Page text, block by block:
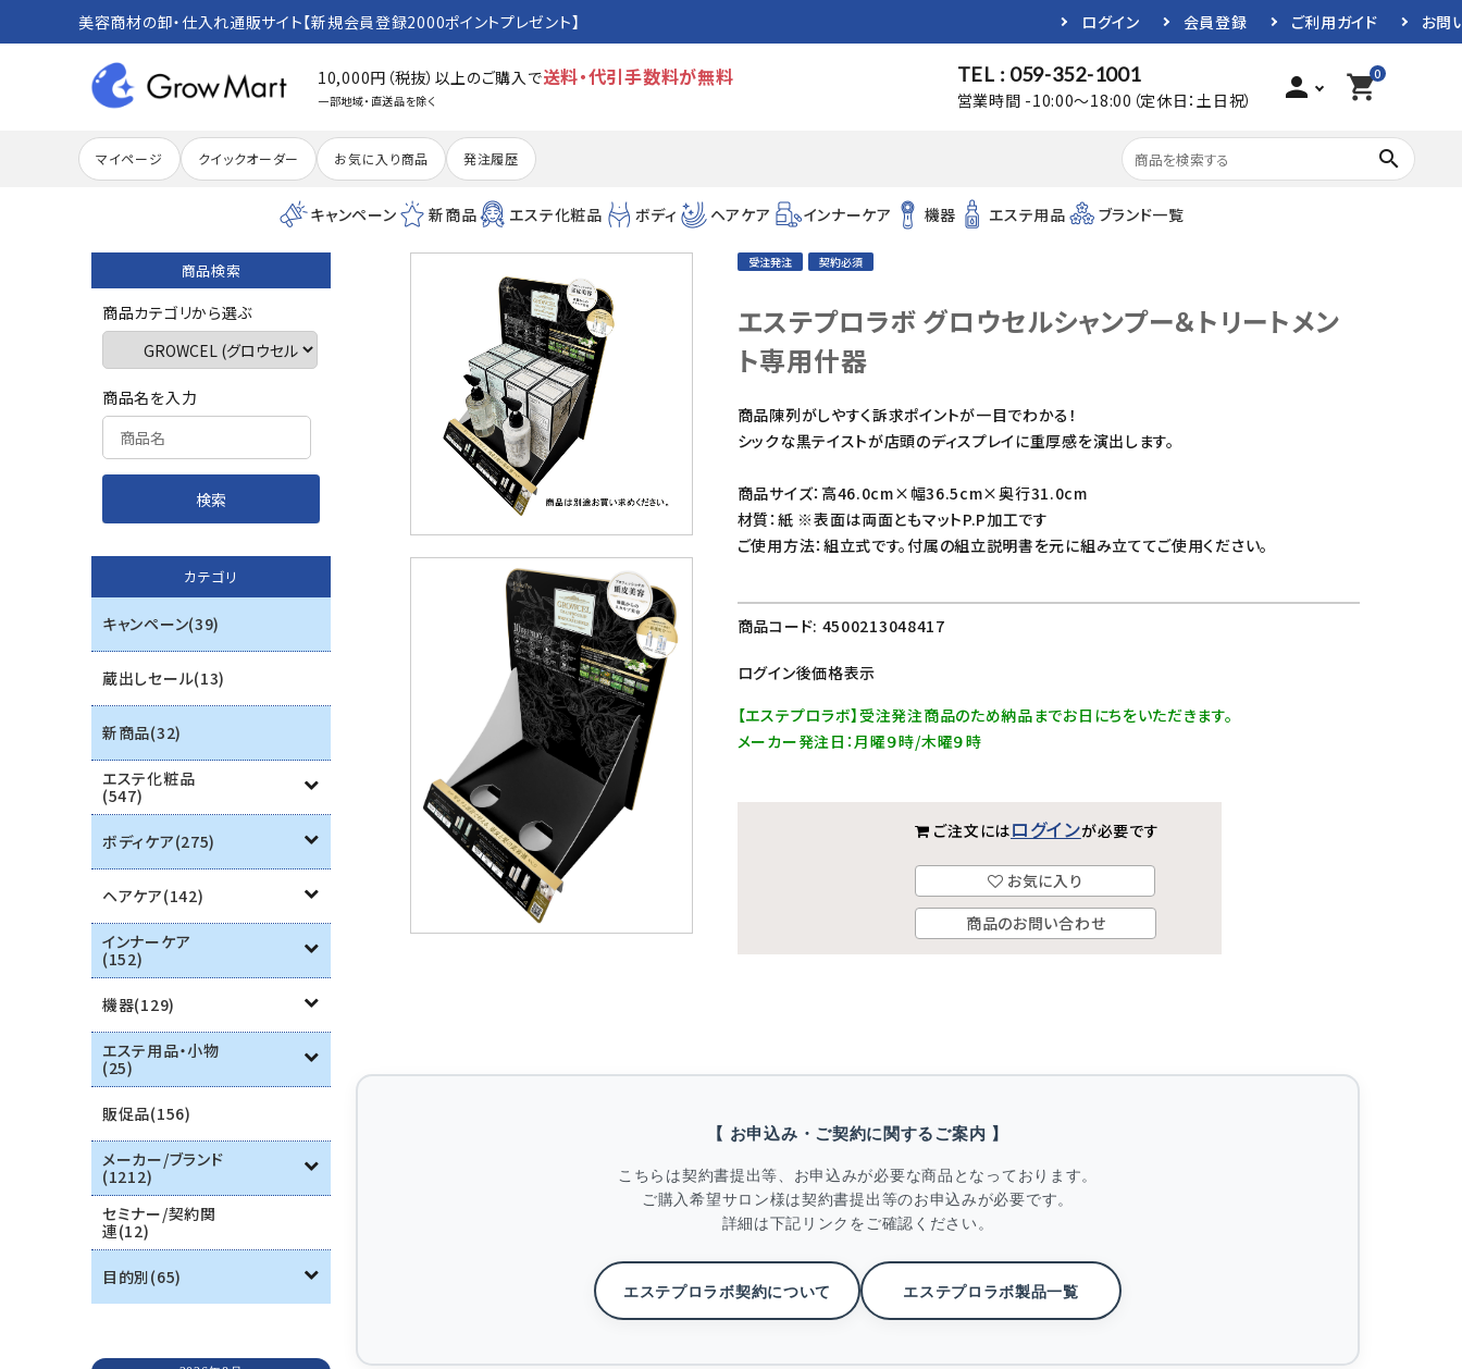
美容商材の卸・仕入れ通販サイト【新規会員登録2000ポイントプレゼント】 ログイン 会員登録 ご利用ガイド お問
10,000円（税抜）以上のご購入で送料・代引手数料が無料
一部地域・直送品を除く
TEL : 059-352-1001
営業時間 -10:00～18:00（定休日：土日祝） person 0
shopping_cart
マイページ クイックオーダー お気に入り商品 発注履歴 search
キャンペーン 新商品 エステ化粧品 ボディ ヘアケア インナーケア 機器 エステ用品 ブランド一覧
search
ACCOUNT MENU
カテゴリーから探す
エステ用品
ブランド一覧
ご利用ガイド
プライバシーポリシー
特定商取引法について
お問い合わせ
商品検索
商品カテゴリから選ぶ
商品名を入力
カテゴリ
キャンペーン(39)
蔵出しセール(13)
新商品(32)
エステ化粧品
(547)
ボディケア(275)
ヘアケア(142)
インナーケア
(152)
機器(129)
エステ用品・小物
(25)
販促品(156)
メーカー/ブランド
(1212)
セミナー/契約関
連(12)
目的別(65)
受注発注 契約必須
エステプロラボ グロウセルシャンプー＆トリートメン
ト専用什器
商品陳列がしやすく訴求ポイントが一目でわかる！
シックな黒テイストが店頭のディスプレイに重厚感を演出します。
商品サイズ：高46.0cm×幅36.5cm×奥行31.0cm
材質：紙 ※表面は両面ともマットP.P加工です
ご使用方法：組立式です。付属の組立説明書を元に組み立ててご使用ください。
商品コード: 4500213048417
ログイン後価格表示
【エステプロラボ】受注発注商品のため納品までお日にちをいただきます。
メーカー発注日：月曜９時/木曜９時
ご注文にはログインが必要です
お気に入り
商品のお問い合わせ
【 お申込み・ご契約に関するご案内 】
こちらは契約書提出等、お申込みが必要な商品となっております。
ご購入希望サロン様は契約書提出等のお申込みが必要です。
詳細は下記リンクをご確認ください。
エステプロラボ契約について エステプロラボ製品一覧